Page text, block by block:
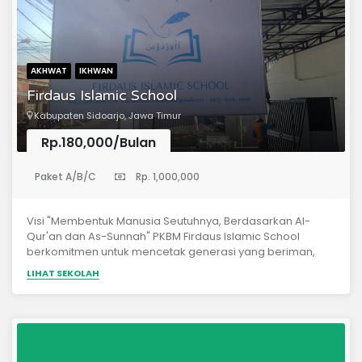
AKHWAT IKHWAN
Firdaus Islamic School
Kabupaten Sidoarjo, Jawa Timur
Rp.180,000/Bulan
Paket A/B/C Rp. 1,000,000
Visi "Membentuk Manusia Seutuhnya, Berdasarkan Al-
Qur'an dan As-Sunnah" PKBM Firdaus Islamic School
berkomitmen untuk mencetak generasi yang beriman,
berilmu, dan berakhlak mulia sesuai pemahaman para
sahabat, tabi’in, dan tabi’ut tabi’in (manhaj salaf), serta
siap menghadapi tantangan zaman dengan tetap teguh
LIHAT SEKOLAH